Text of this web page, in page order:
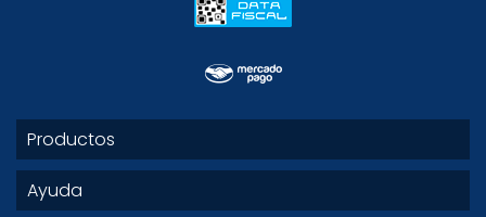
Productos
Ayuda